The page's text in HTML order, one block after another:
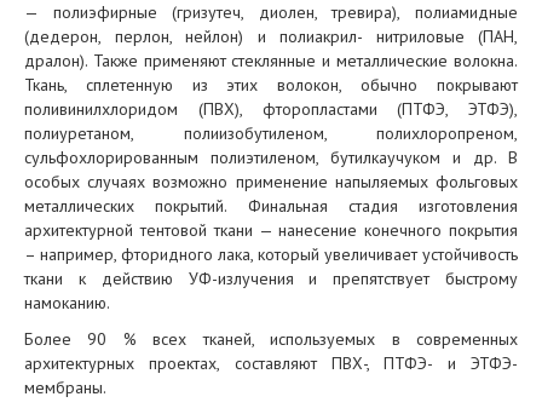
— полиэфирные (гризутеч, диолен, тревира), полиамидные
(дедерон, перлон, нейлон) и полиакрил- нитриловые (ПАН,
дралон). Также применяют стеклянные и металлические волокна.
Ткань, сплетенную из этих волокон, обычно покрывают
поливинилхлоридом (ПВХ), фторопластами (ПТФЭ, ЭТФЭ),
полиуретаном, полиизобутиленом, полихлоропреном,
сульфохлорированным полиэтиленом, бутилкаучуком и др. В
особых случаях возможно применение напыляемых фольговых
металлических покрытий. Финальная стадия изготовления
архитектурной тентовой ткани — нанесение конечного покрытия
– например, фторидного лака, который увеличивает устойчивость
ткани к действию УФ-излучения и препятствует быстрому
намоканию.
Более 90 % всех тканей, используемых в современных
архитектурных проектах, составляют ПВХ-, ПТФЭ- и ЭТФЭ-
мембраны.